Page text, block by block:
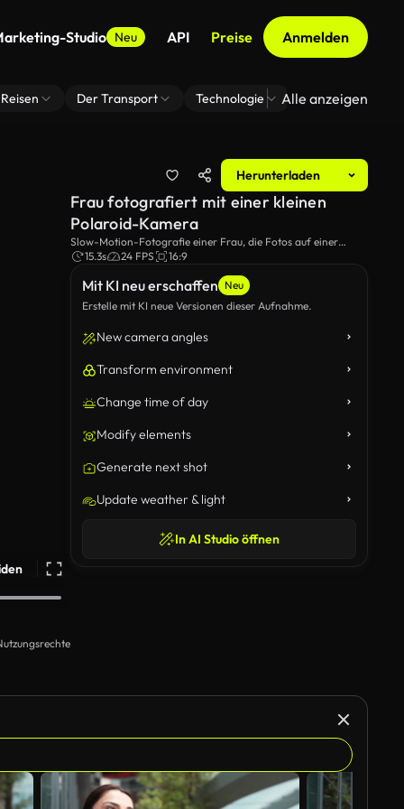
Studio Neu API Preise Anmelden
Reisen Der Transport Technologie Zoom Virtuelle
Alle anzeigen
Herunterladen
Mit KI neu erschaffen Neu
Erstelle mit KI neue Versionen dieser Aufnahme.
New camera angles
Transform environment
Change time of day
Modify elements
Generate next shot
Update weather & light
In AI Studio öffnen
Frau fotografiert mit einer kleinen
Polaroid-Kamera
Slow-Motion-Fotografie einer Frau, die Fotos auf einer
kleinen Polaroid-Kamera macht.
15.3s 24 FPS 16:9